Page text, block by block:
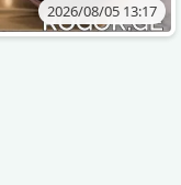
2026/08/05 13:17